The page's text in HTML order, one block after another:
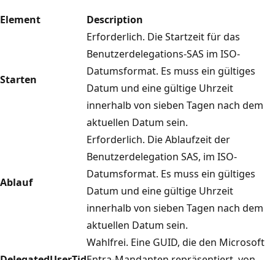
Element Description
Starten
Erforderlich. Die Startzeit für das
Benutzerdelegations-SAS im ISO-
Datumsformat. Es muss ein gültiges
Datum und eine gültige Uhrzeit
innerhalb von sieben Tagen nach dem
aktuellen Datum sein.
Ablauf
Erforderlich. Die Ablaufzeit der
Benutzerdelegation SAS, im ISO-
Datumsformat. Es muss ein gültiges
Datum und eine gültige Uhrzeit
innerhalb von sieben Tagen nach dem
aktuellen Datum sein.
Wahlfrei. Eine GUID, die den Microsoft